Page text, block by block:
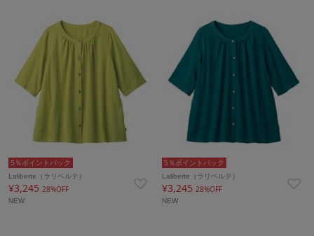
5％ポイントバック
Laliberte（ラリベルテ）
¥3,245 28%OFF
NEW
5％ポイントバック
Laliberte（ラリベルテ）
¥3,245 28%OFF
NEW